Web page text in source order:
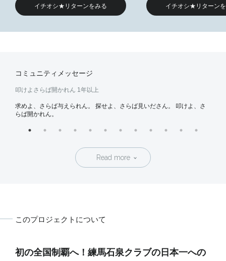
イチオシ★リターンをみる イチオシ★リターン
コミュニティメッセージ
叩けよさらば開かれん 1年以上
求めよ、さらば与えられん。 探せよ、さらば見いださん。 叩けよ、さ
らば開かれん。
Read more
このプロジェクトについて
初の全国制覇へ！練馬石泉クラブの日本一への